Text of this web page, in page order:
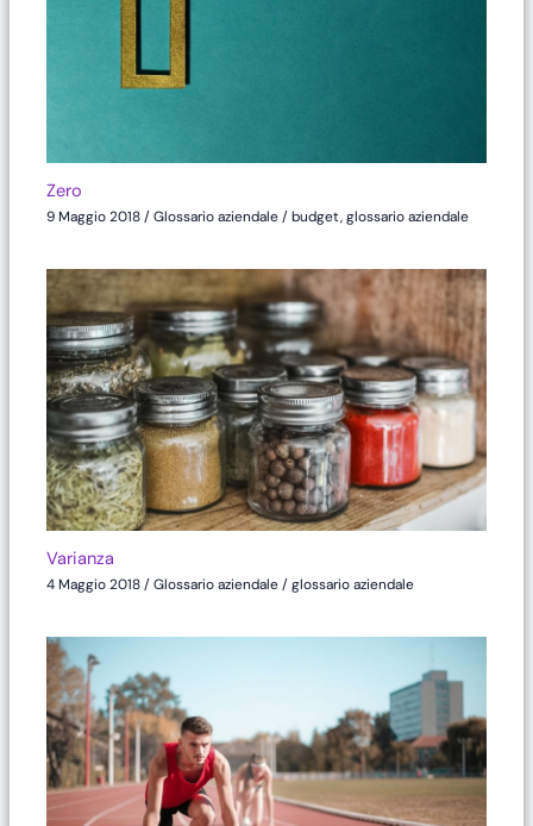
Zero
9 Maggio 2018/Glossario aziendale/budget,glossario aziendale
Varianza
4 Maggio 2018/Glossario aziendale/glossario aziendale